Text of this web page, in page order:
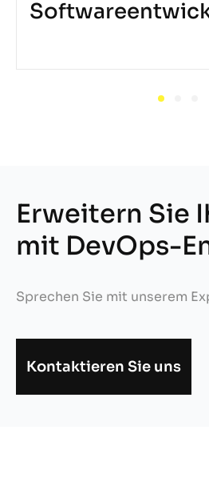
Erweitern Sie
mit DevOps-
Sprechen Sie mit unserem
Kontaktieren Sie uns